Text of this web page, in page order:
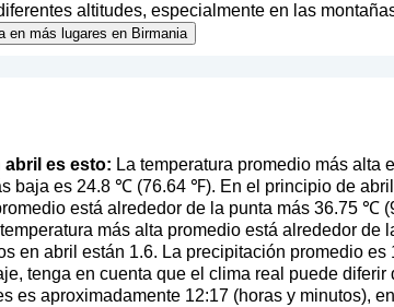
altitudes, especialmente en las
en más lugares en Birmania
abril es esto: La temperatura promedio más
baja es 24.8 ℃ (76.64 ℉). En el principio de
está alrededor de la punta más 36.75 ℃
más alta promedio está alrededor
en abril están 1.6. La precipitación promedio es
tenga en cuenta que el clima real puede diferir
es aproximadamente 12:17 (horas y minutos),